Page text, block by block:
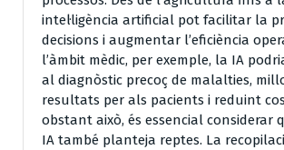
intel·ligència artificial pot facilitar la
decisions i augmentar l’eficiència
l’àmbit mèdic, per exemple, la IA
al diagnòstic precoç de malalties,
resultats per als pacients i reduint
obstant això, és essencial considerar
IA també planteja reptes. La